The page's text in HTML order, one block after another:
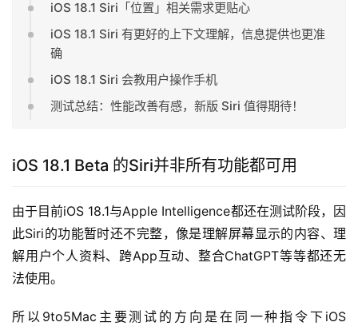
iOS 18.1 Siri「位置」相关需求更贴心
iOS 18.1 Siri 有更好的上下文理解，信息提供也更准
确
iOS 18.1 Siri 会教用户操作手机
测试总结：性能改善有感，新版 Siri 值得期待！
iOS 18.1 Beta 的Siri并非所有功能都可用
由于目前iOS 18.1与Apple Intelligence都还在测试阶段，因
此Siri的功能暂时还不完整，像是理解屏幕显示的内容、理
解用户个人资料、跨App互动、整合ChatGPT等等都还无
法使用。
所以9to5Mac主要测试的方向是在同一种指令下iOS